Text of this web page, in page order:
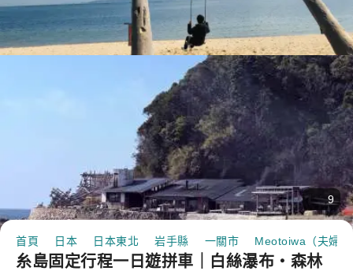
9
首頁 日本 日本東北 岩手縣 一關市 Meotoiwa（夫婦
糸島固定行程一日遊拼車｜白絲瀑布・森林